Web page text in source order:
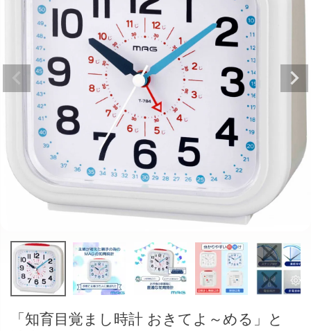
「知育目覚まし時計 おきてよ～める」と